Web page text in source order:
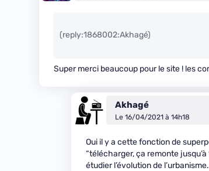
(reply:1868002:Akhagé)
Super merci beaucoup pour le site ! les
Akhagé
Le 16/04/2021 à 14h18
Oui il y a cette fonction de
“télécharger, ça remonte
étudier l’évolution de l’urbanisme.